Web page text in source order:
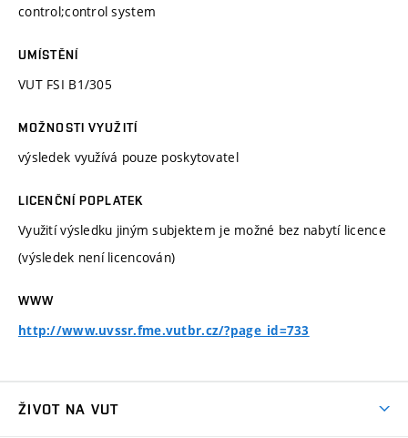
control;control system
UMÍSTĚNÍ
VUT FSI B1/305
MOŽNOSTI VYUŽITÍ
výsledek využívá pouze poskytovatel
LICENČNÍ POPLATEK
Využití výsledku jiným subjektem je možné bez nabytí licence
(výsledek není licencován)
WWW
http://www.uvssr.fme.vutbr.cz/?page_id=733
ŽIVOT NA VUT